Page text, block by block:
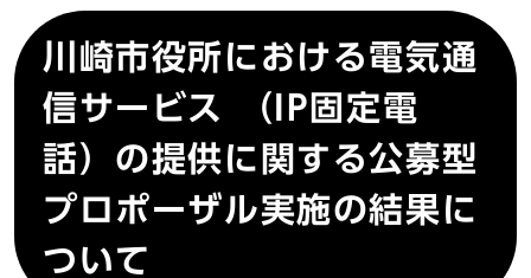
川崎市役所における電気通
信サービス （IP固定電
話）の提供に関する公募型
プロポーザル実施の結果に
ついて